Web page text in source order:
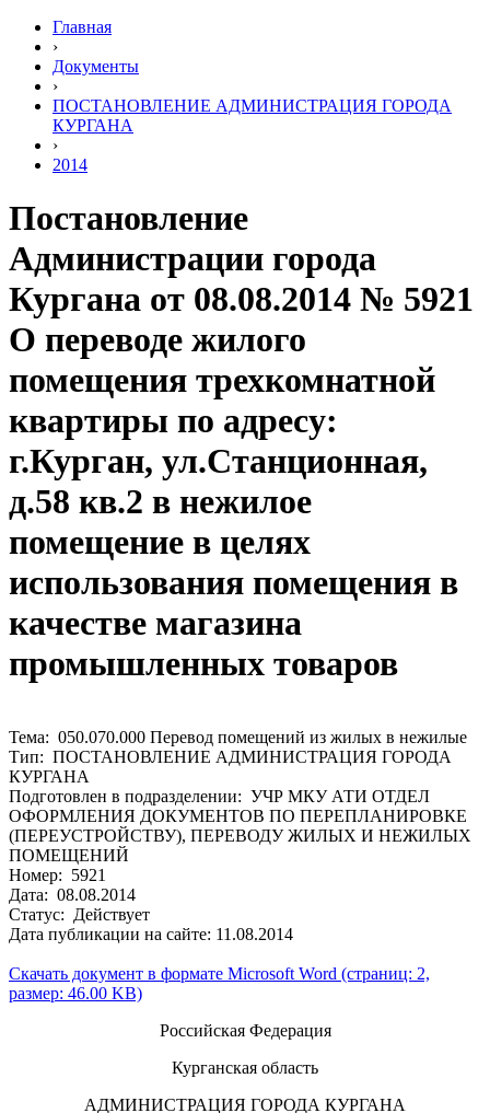
Главная
›
Документы
›
ПОСТАНОВЛЕНИЕ АДМИНИСТРАЦИЯ ГОРОДА
КУРГАНА
›
2014
Постановление
Администрации города
Кургана от 08.08.2014 № 5921
О переводе жилого
помещения трехкомнатной
квартиры по адресу:
г.Курган, ул.Станционная,
д.58 кв.2 в нежилое
помещение в целях
использования помещения в
качестве магазина
промышленных товаров
Тема: 050.070.000 Перевод помещений из жилых в нежилые
Тип: ПОСТАНОВЛЕНИЕ АДМИНИСТРАЦИЯ ГОРОДА
КУРГАНА
Подготовлен в подразделении: УЧР МКУ АТИ ОТДЕЛ
ОФОРМЛЕНИЯ ДОКУМЕНТОВ ПО ПЕРЕПЛАНИРОВКЕ
(ПЕРЕУСТРОЙСТВУ), ПЕРЕВОДУ ЖИЛЫХ И НЕЖИЛЫХ
ПОМЕЩЕНИЙ
Номер: 5921
Дата: 08.08.2014
Статус: Действует
Дата публикации на сайте: 11.08.2014
Скачать документ в формате Microsoft Word (страниц: 2,
размер: 46.00 KB)
Российская Федерация
Курганская область
АДМИНИСТРАЦИЯ ГОРОДА КУРГАНА